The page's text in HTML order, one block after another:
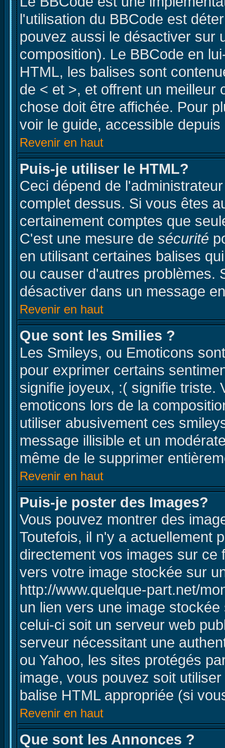
l'utilisation du BBCode est
pouvez aussi le désactiver sur
composition). Le BBCode en
HTML, les balises sont
de < et >, et offrent un meilleur
chose doit être affichée. Pour
voir le guide, accessible
Revenir en haut
Puis-je utiliser le HTML?
Ceci dépend de
complet dessus. Si vous êtes
certainement comptes que
C'est une mesure de sécurité
en utilisant certaines balises
ou causer d'autres problèmes.
désactiver dans un message
Revenir en haut
Que sont les Smilies ?
Les Smileys, ou Emoticons
pour exprimer certains
signifie joyeux, :( signifie triste.
emoticons lors de la
utiliser abusivement ces
message illisible et un
même de le supprimer
Revenir en haut
Puis-je poster des Images?
Vous pouvez montrer des
Toutefois, il n'y a actuellement
directement vos images sur ce
vers votre image stockée sur
http://www.quelque-part.net/
un lien vers une image
celui-ci soit un serveur web
serveur nécessitant une
ou Yahoo, les sites protégés
image, vous pouvez soit
balise HTML appropriée (si
Revenir en haut
Que sont les Annonces ?